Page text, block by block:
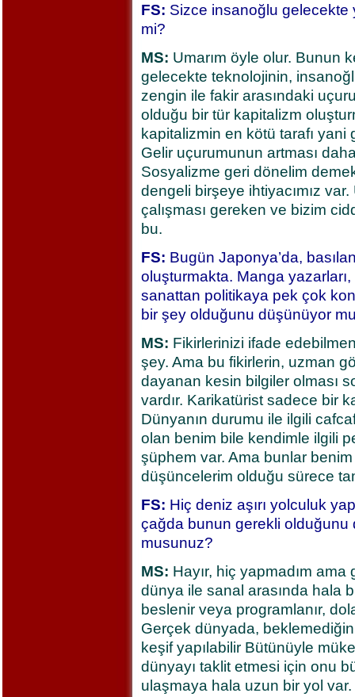
FS: Sizce insanoğlu
mi?
MS: Umarım öyle olur. Bunun
gelecekte teknolojinin,
zengin ile fakir arasındaki
olduğu bir tür kapitalizm
kapitalizmin en kötü tarafı
Gelir uçurumunun artması
Sosyalizme geri dönelim
dengeli birşeye ihtiyacımız
çalışması gereken ve bizim
bu.
FS: Bugün Japonya’da,
oluşturmakta. Manga
sanattan politikaya pek çok
bir şey olduğunu düşünüyor
MS: Fikirlerinizi ifade
şey. Ama bu fikirlerin, uzman
dayanan kesin bilgiler olması
vardır. Karikatürist sadece bir
Dünyanın durumu ile ilgili
olan benim bile kendimle ilgili
şüphem var. Ama bunlar
düşüncelerim olduğu sürece
FS: Hiç deniz aşırı yolculuk
çağda bunun gerekli olduğunu
musunuz?
MS: Hayır, hiç yapmadım
dünya ile sanal arasında hala
beslenir veya programlanır,
Gerçek dünyada,
keşif yapılabilir Bütünüyle
dünyayı taklit etmesi için onu
ulaşmaya hala uzun bir yol var.